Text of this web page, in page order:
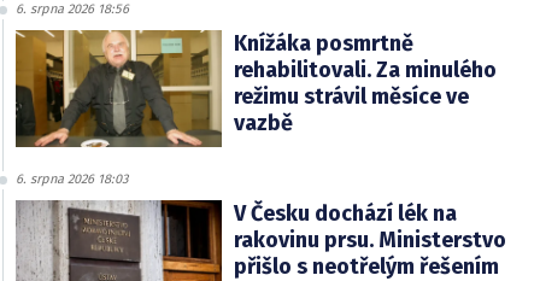
6. srpna 2026 18:56
Knížáka posmrtně
rehabilitovali. Za minulého
režimu strávil měsíce ve
vazbě
6. srpna 2026 18:03
V Česku dochází lék na
rakovinu prsu. Ministerstvo
přišlo s neotřelým řešením